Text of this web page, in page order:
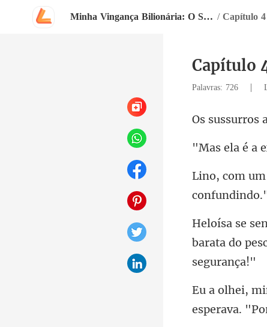
Minha Vingança Bilionária: O Segredo Revelado / Capítulo 4
Capítulo
Palavras: 726 |
barata do